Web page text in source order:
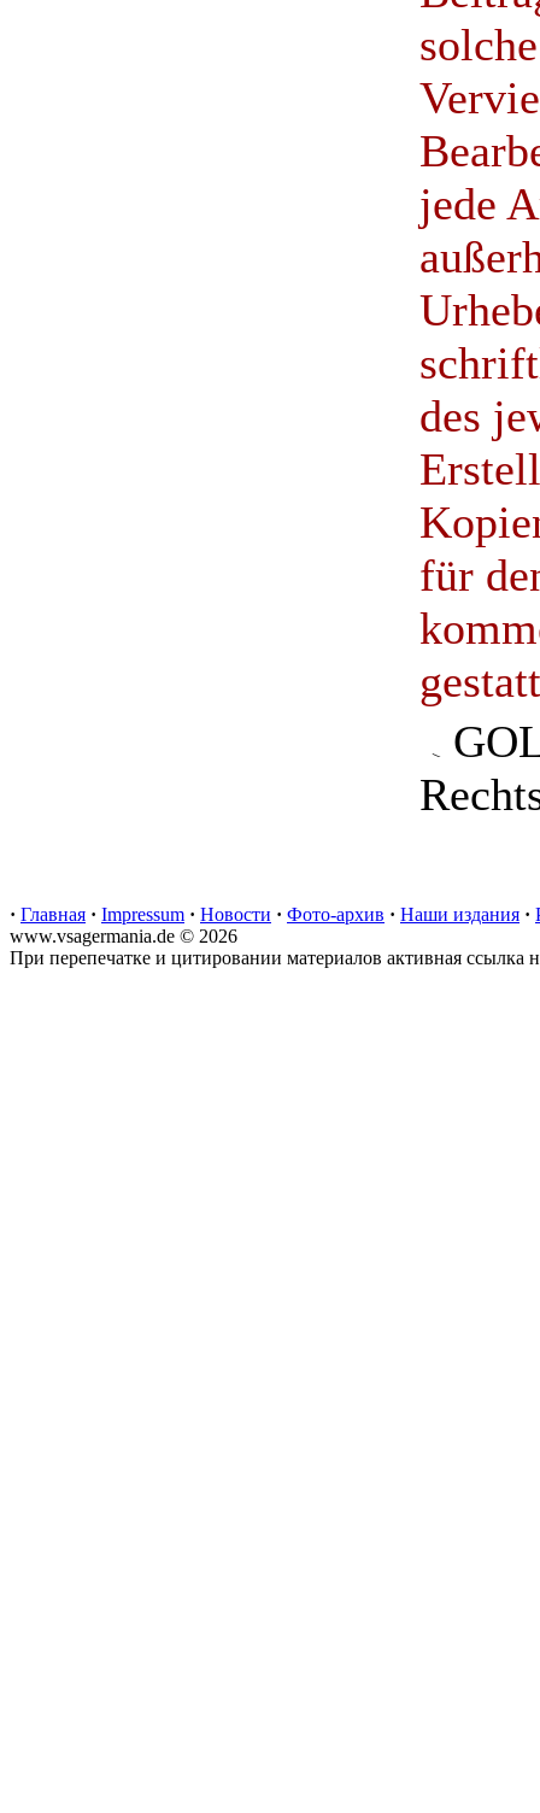
jede
des
für
· Главная · Impressum · Новости · Фото-архив · Наши издания ·
www.vsagermania.de © 2026
При перепечатке и цитировании материалов активная ссылка